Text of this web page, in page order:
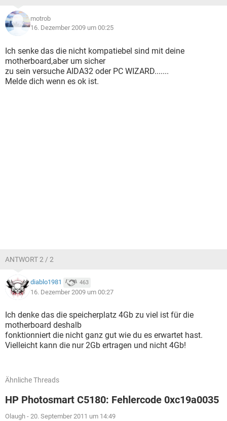
motrob
16. Dezember 2009 um 00:25
Ich senke das die nicht kompatiebel sind mit deine
motherboard,aber um sicher
zu sein versuche AIDA32 oder PC WIZARD.......
Melde dich wenn es ok ist.
ANTWORT 2 / 2
diablo1981 463
16. Dezember 2009 um 00:27
Ich denke das die speicherplatz 4Gb zu viel ist für die
motherboard deshalb
fonktionniert die nicht ganz gut wie du es erwartet hast.
Vielleicht kann die nur 2Gb ertragen und nicht 4Gb!
Ähnliche Threads
HP Photosmart C5180: Fehlercode 0xc19a0035
Olaugh - 20. September 2011 um 14:49